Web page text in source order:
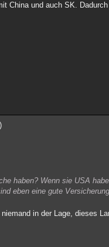
China und auch SK.
haben? Wenn sie USA
eben eine gute
in der Lage, dieses